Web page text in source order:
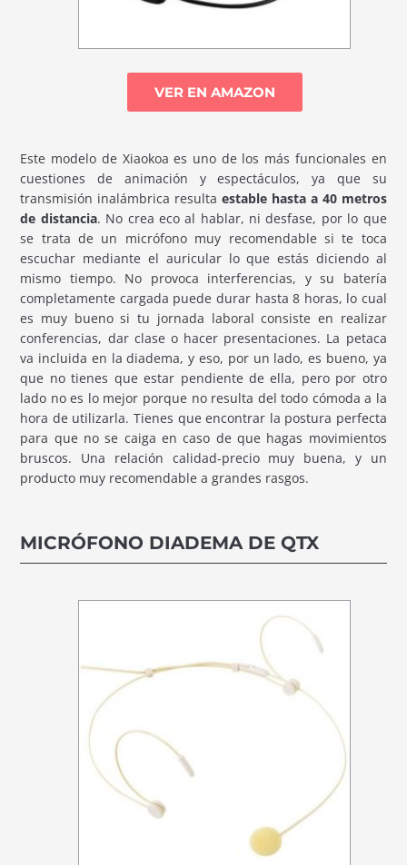
VER EN AMAZON
Este modelo de Xiaokoa es uno de los más funcionales en
cuestiones de animación y espectáculos, ya que su
transmisión inalámbrica resultaestable hasta a 40 metros
de distancia. No crea eco al hablar, ni desfase, por lo que
se trata de un micrófono muy recomendable si te toca
escuchar mediante el auricular lo que estás diciendo al
mismo tiempo. No provoca interferencias, y su batería
completamente cargada puede durar hasta 8 horas, lo cual
es muy bueno si tu jornada laboral consiste en realizar
conferencias, dar clase o hacer presentaciones. La petaca
va incluida en la diadema, y eso, por un lado, es bueno, ya
que no tienes que estar pendiente de ella, pero por otro
lado no es lo mejor porque no resulta del todo cómoda a la
hora de utilizarla. Tienes que encontrar la postura perfecta
para que no se caiga en caso de que hagas movimientos
bruscos. Una relación calidad-precio muy buena, y un
producto muy recomendable a grandes rasgos.
MICRÓFONO DIADEMA DE QTX